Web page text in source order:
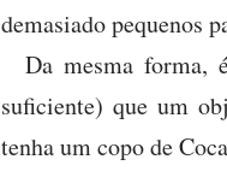
demasiado pequenos
Da mesma forma,
suficiente) que um
tenha um copo de